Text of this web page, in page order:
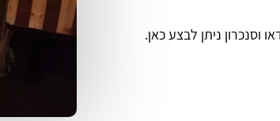
וסנכרון ניתן לבצע כאן.